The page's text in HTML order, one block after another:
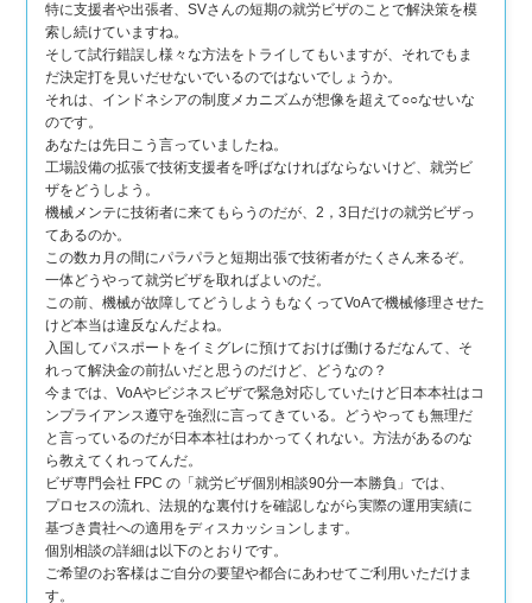
特に支援者や出張者、SVさんの短期の就労ビザのことで解決策を模
索し続けていますね。
そして試行錯誤し様々な方法をトライしてもいますが、それでもま
だ決定打を見いだせないでいるのではないでしょうか。
それは、インドネシアの制度メカニズムが想像を超えて○○なせいな
のです。
あなたは先日こう言っていましたね。
工場設備の拡張で技術支援者を呼ばなければならないけど、就労ビ
ザをどうしよう。
機械メンテに技術者に来てもらうのだが、2，3日だけの就労ビザっ
てあるのか。
この数カ月の間にパラパラと短期出張で技術者がたくさん来るぞ。
一体どうやって就労ビザを取ればよいのだ。
この前、機械が故障してどうしようもなくってVoAで機械修理させた
けど本当は違反なんだよね。
入国してパスポートをイミグレに預けておけば働けるだなんて、そ
れって解決金の前払いだと思うのだけど、どうなの？
今までは、VoAやビジネスビザで緊急対応していたけど日本本社はコ
ンプライアンス遵守を強烈に言ってきている。どうやっても無理だ
と言っているのだが日本本社はわかってくれない。方法があるのな
ら教えてくれってんだ。
ビザ専門会社 FPC の「就労ビザ個別相談90分一本勝負」では、
プロセスの流れ、法規的な裏付けを確認しながら実際の運用実績に
基づき貴社への適用をディスカッションします。
個別相談の詳細は以下のとおりです。
ご希望のお客様はご自分の要望や都合にあわせてご利用いただけま
す。